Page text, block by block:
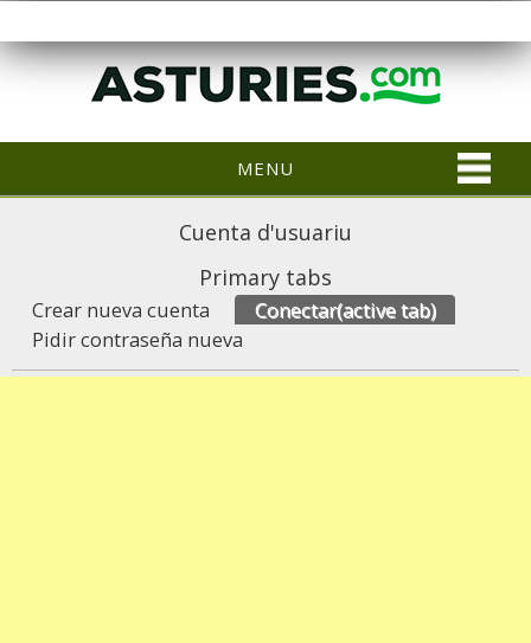
MENU
Cuenta d'usuariu
Primary tabs
Crear nueva cuenta Conectar(active tab)
Pidir contraseña nueva